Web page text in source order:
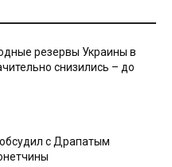
резервы Украины в
снизились – до
с Драпатым